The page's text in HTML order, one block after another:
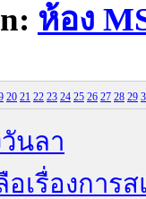
ห้อง
20 21 22 23 24 25 26 27 28 29
นลา
เรื่องการ